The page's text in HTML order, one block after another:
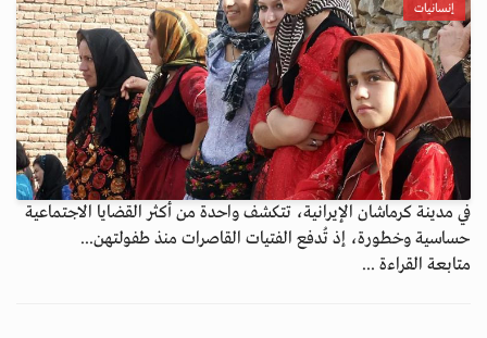
إنسانيات
في مدينة كرماشان الإيرانية، تتكشف واحدة من أكثر القضايا الاجتماعية
حساسية وخطورة، إذ تُدفع الفتيات القاصرات منذ طفولتهن...
متابعة القراءة ...